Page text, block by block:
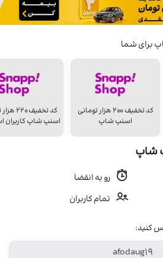
برای شما
کد تخفیف ۲۰۰ هزار تومانی
اسنپ شاپ
کد تخفیف
اسنپ شاپ کاربران
شاپ
رو به انقضا
تمام کاربران
کنید: